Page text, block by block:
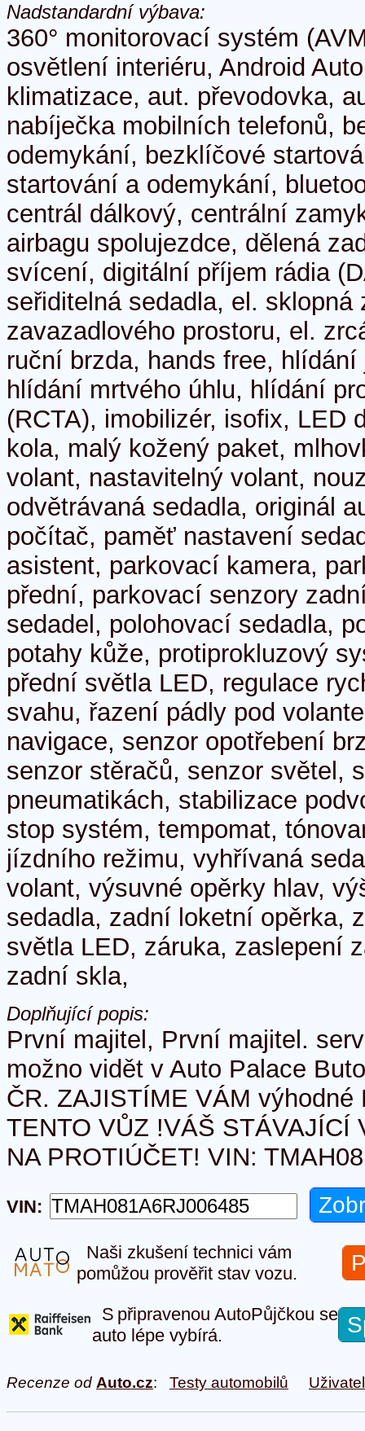
Nadstandardní výbava:
360° monitorovací systém
osvětlení interiéru, Android
klimatizace, aut. převodovka,
nabíječka mobilních telefonů,
odemykání, bezklíčové
startování a odemykání,
centrál dálkový, centrální
airbagu spolujezdce, dělená
svícení, digitální příjem rádia
seřiditelná sedadla, el.
zavazadlového prostoru, el.
ruční brzda, hands free,
hlídání mrtvého úhlu, hlídání
(RCTA), imobilizér, isofix, LED
kola, malý kožený paket,
volant, nastavitelný volant,
odvětrávaná sedadla, originál
počítač, paměť nastavení
asistent, parkovací kamera,
přední, parkovací senzory
sedadel, polohovací sedadla,
potahy kůže, protiprokluzový
přední světla LED, regulace
svahu, řazení pádly pod
navigace, senzor opotřebení
senzor stěračů, senzor světel,
pneumatikách, stabilizace
stop systém, tempomat,
jízdního režimu, vyhřívaná
volant, výsuvné opěrky hlav,
sedadla, zadní loketní opěrka,
světla LED, záruka, zaslepení
zadní skla,
Doplňující popis:
První majitel, První majitel.
možno vidět v Auto Palace
ČR. ZAJISTÍME VÁM výhodné
TENTO VŮZ !VÁŠ STÁVAJÍCÍ
NA PROTIÚČET! VIN:
VIN:
Naši zkušení technici vám
pomůžou prověřit stav vozu.
S připravenou AutoPůjčkou se
auto lépe vybírá.
Recenze od Auto.cz: Testy automobilů